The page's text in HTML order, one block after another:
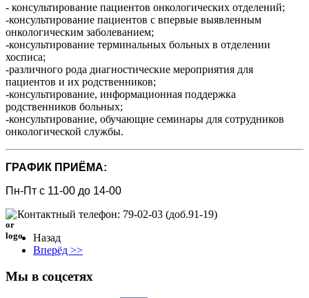
- консультирование пациентов онкологических отделений;
-консультирование пациентов с впервые выявленным
онкологическим заболеванием;
-консультирование терминальных больных в отделении
хосписа;
-различного рода диагностические мероприятия для
пациентов и их родственников;
-консультирование, информационная поддержка
родственников больных;
-консультирование, обучающие семинары для сотрудников
онкологической службы.
ГРАФИК ПРИЁМА:
Пн-Пт с 11-00 до 14-00
Контактный телефон: 79-02-03 (доб.91-19)
Назад
Вперёд >>
Мы в соцсетях